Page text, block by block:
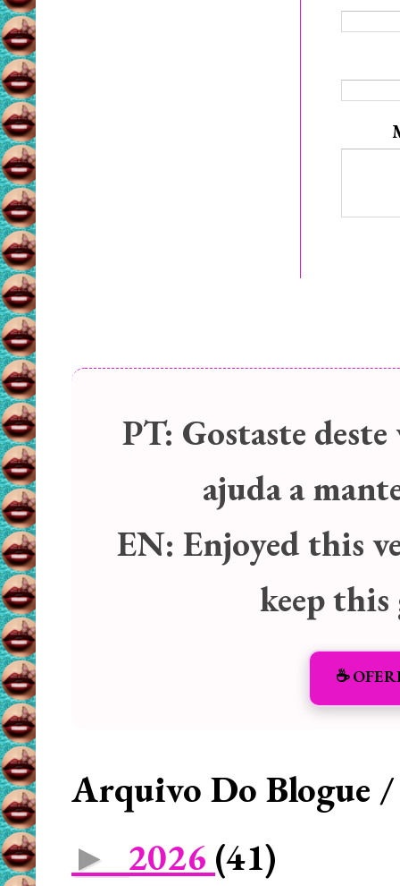
PT: Gostaste
ajuda a
EN: Enjoyed this
keep
☕️
Arquivo Do Blogue
► 2026 (41)